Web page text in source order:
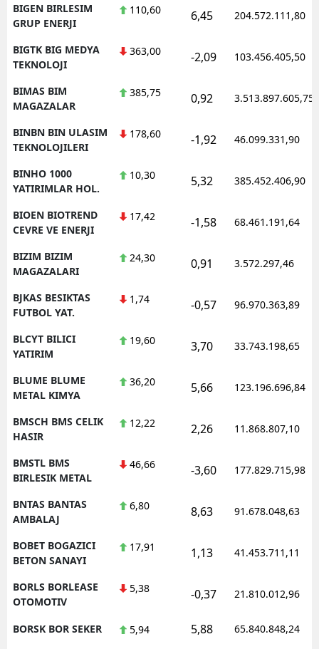
BIGEN BIRLESIM
GRUP ENERJI
110,60 6,45 204.572.111,80
BIGTK BIG MEDYA
TEKNOLOJI
363,00 -2,09 103.456.405,50
BIMAS BIM
MAGAZALAR
385,75 0,92 3.513.897.605,75
BINBN BIN ULASIM
TEKNOLOJILERI
178,60 -1,92 46.099.331,90
BINHO 1000
YATIRIMLAR HOL.
10,30 5,32 385.452.406,90
BIOEN BIOTREND
CEVRE VE ENERJI
17,42 -1,58 68.461.191,64
BIZIM BIZIM
MAGAZALARI
24,30 0,91 3.572.297,46
BJKAS BESIKTAS
FUTBOL YAT.
1,74 -0,57 96.970.363,89
BLCYT BILICI
YATIRIM
19,60 3,70 33.743.198,65
BLUME BLUME
METAL KIMYA
36,20 5,66 123.196.696,84
BMSCH BMS CELIK
HASIR
12,22 2,26 11.868.807,10
BMSTL BMS
BIRLESIK METAL
46,66 -3,60 177.829.715,98
BNTAS BANTAS
AMBALAJ
6,80 8,63 91.678.048,63
BOBET BOGAZICI
BETON SANAYI
17,91 1,13 41.453.711,11
BORLS BORLEASE
OTOMOTIV
5,38 -0,37 21.810.012,96
BORSK BOR SEKER 5,94 5,88 65.840.848,24